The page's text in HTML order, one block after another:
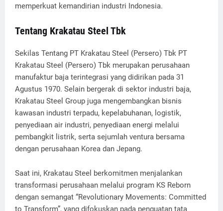
memperkuat kemandirian industri Indonesia.
Tentang Krakatau Steel Tbk
Sekilas Tentang PT Krakatau Steel (Persero) Tbk PT
Krakatau Steel (Persero) Tbk merupakan perusahaan
manufaktur baja terintegrasi yang didirikan pada 31
Agustus 1970. Selain bergerak di sektor industri baja,
Krakatau Steel Group juga mengembangkan bisnis
kawasan industri terpadu, kepelabuhanan, logistik,
penyediaan air industri, penyediaan energi melalui
pembangkit listrik, serta sejumlah ventura bersama
dengan perusahaan Korea dan Jepang.
Saat ini, Krakatau Steel berkomitmen menjalankan
transformasi perusahaan melalui program KS Reborn
dengan semangat “Revolutionary Movements: Committed
to Transform”, yang difokuskan pada penguatan tata